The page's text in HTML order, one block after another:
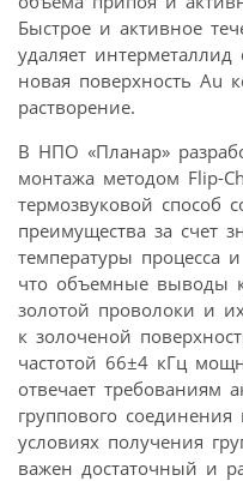
Быстрое и активное
удаляет
новая поверхность Au
растворение.
В НПО «Планар»
монтажа методом Flip-
термозвуковой способ
преимущества за счет
температуры процесса
что объемные выводы
золотой проволоки и
к золоченой
частотой 66±4 кГц
отвечает требованиям
группового
условиях получения
важен достаточный и